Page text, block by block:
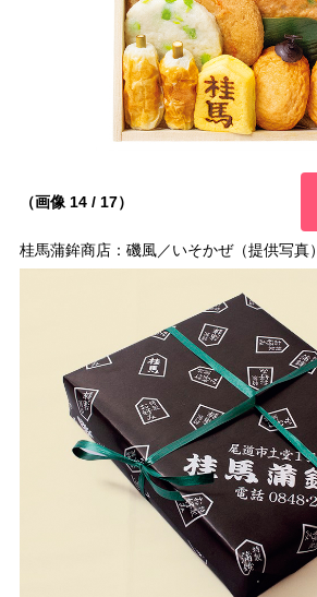
（画像 14 / 17）
桂馬蒲鉾商店：磯風／いそかぜ（提供写真）